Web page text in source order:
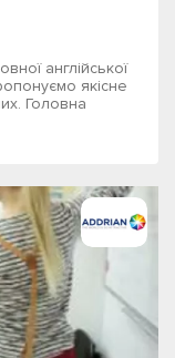
англійської
якісне
Головна